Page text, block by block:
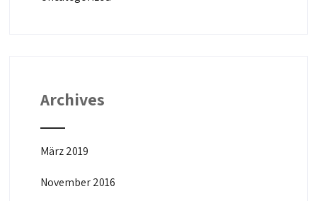
Archives
März 2019
November 2016